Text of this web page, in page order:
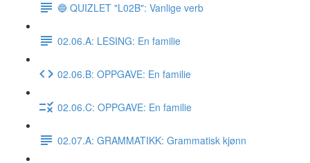
🔵 QUIZLET "L02B": Vanlige verb
02.06.A: LESING: En familie
02.06.B: OPPGAVE: En familie
02.06.C: OPPGAVE: En familie
02.07.A: GRAMMATIKK: Grammatisk kjønn